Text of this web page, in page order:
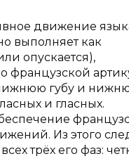
движение
выполняет как
опускается),
французской
нижнюю губу и
и гласных.
Из этого
трёх его фаз: